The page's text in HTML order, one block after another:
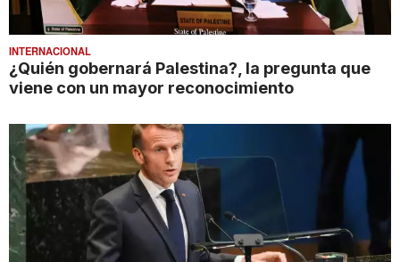
INTERNACIONAL
¿Quién gobernará Palestina?, la pregunta que
viene con un mayor reconocimiento